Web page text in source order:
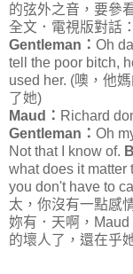
的弦外之音，要參
全文．電視版對話：
Gentleman： Oh
tell the poor bitch,
used her. (噢，他
了她)
Maud： Richard
Gentleman： Oh
Not that I know of.
what does it matter
you don't have to
太，你沒有一點感
妳有．天啊，
的壞人了，還在乎